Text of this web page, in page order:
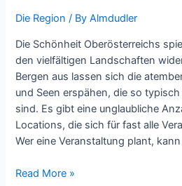
Die Region / ByAlmdudler
Die Schönheit Oberösterreichs
den vielfältigen Landschaften
Bergen aus lassen sich die
und Seen erspähen, die so
sind. Es gibt eine unglaubliche
Locations, die sich für fast alle
Wer eine Veranstaltung plant,
Natur
Read More »